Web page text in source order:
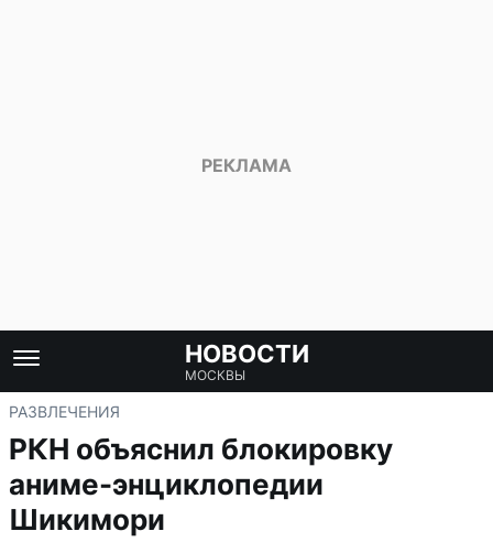
НОВОСТИ
МОСКВЫ
РАЗВЛЕЧЕНИЯ
РКН объяснил блокировку
аниме-энциклопедии
Шикимори